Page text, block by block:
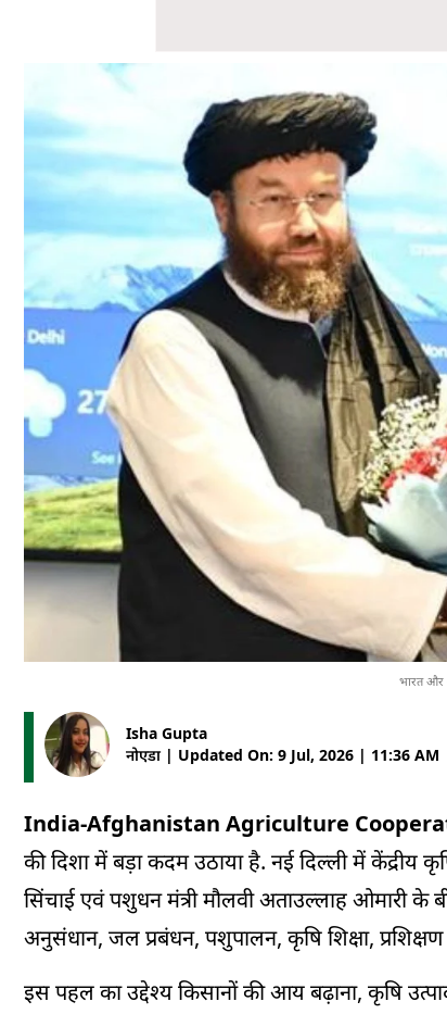
भारत और
Isha Gupta
नोएडा | Updated On: 9 Jul, 2026 | 11:36 AM
India-Afghanistan Agriculture
की दिशा में बड़ा कदम उठाया है. नई दिल्ली में केंद्रीय
सिंचाई एवं पशुधन मंत्री मौलवी अताउल्लाह ओमारी के
अनुसंधान, जल प्रबंधन, पशुपालन, कृषि शिक्षा,
इस पहल का उद्देश्य किसानों की आय बढ़ाना, कृषि